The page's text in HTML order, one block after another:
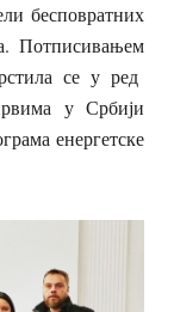
бесповратних
Потписивањем
се у ред
у Србији
енергетске